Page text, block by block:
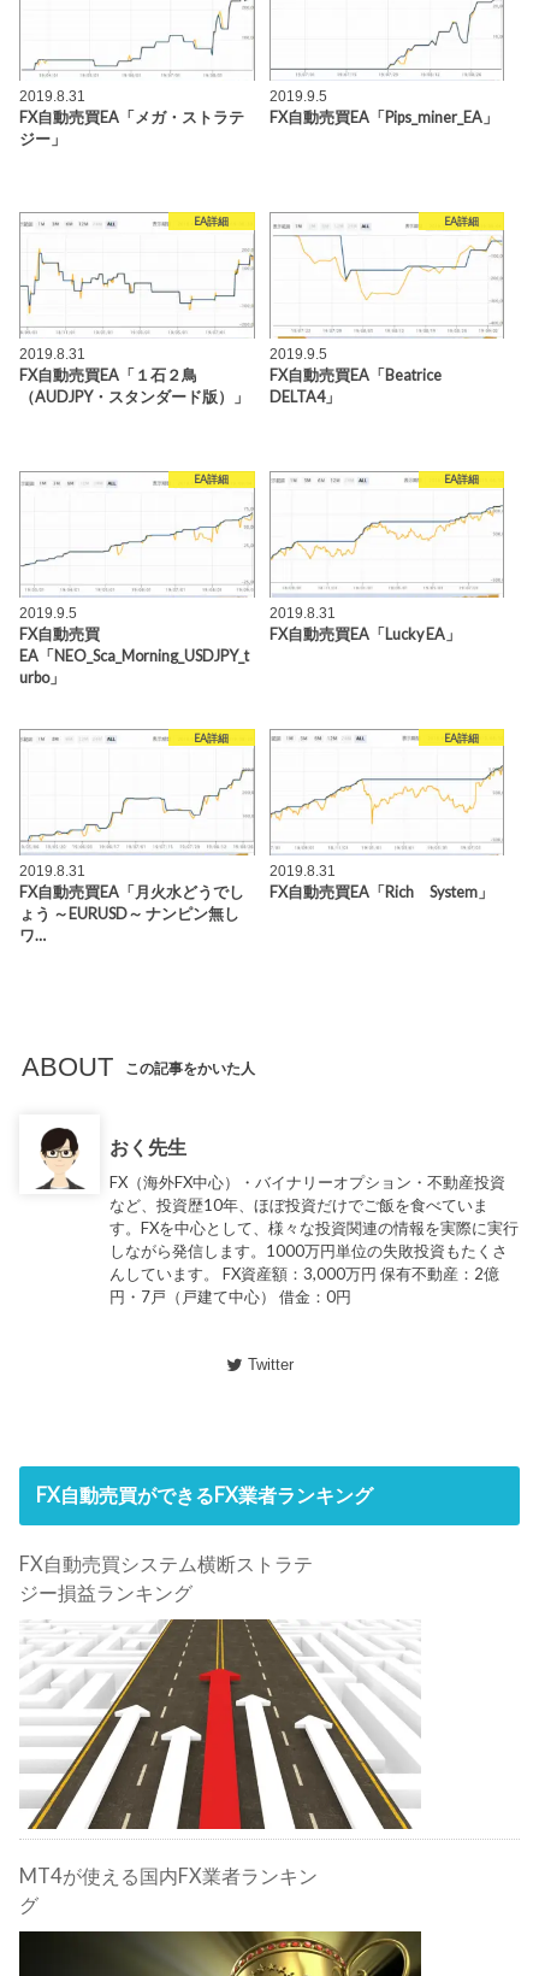
2019.8.31
FX自動売買EA「メガ・ストラテ
ジー」
2019.9.5
FX自動売買EA「Pips_miner_EA」
EA詳細
2019.8.31
FX自動売買EA「１石２鳥
（AUDJPY・スタンダード版）」
EA詳細
2019.9.5
FX自動売買EA「Beatrice
DELTA4」
EA詳細
2019.9.5
FX自動売買
EA「NEO_Sca_Morning_USDJPY_t
urbo」
EA詳細
2019.8.31
FX自動売買EA「Lucky EA」
EA詳細
2019.8.31
FX自動売買EA「月火水どうでし
ょう ～EURUSD～ ナンピン無し
ワ…
EA詳細
2019.8.31
FX自動売買EA「Rich System」
ABOUT この記事をかいた人
おく先生
FX（海外FX中心）・バイナリーオプション・不動産投資
など、投資歴10年、ほぼ投資だけでご飯を食べていま
す。FXを中心として、様々な投資関連の情報を実際に実行
しながら発信します。1000万円単位の失敗投資もたくさ
んしています。 FX資産額：3,000万円 保有不動産：2億
円・7戸（戸建て中心） 借金：0円
Twitter
FX自動売買ができるFX業者ランキング
FX自動売買システム横断ストラテ
ジー損益ランキング
MT4が使える国内FX業者ランキン
グ